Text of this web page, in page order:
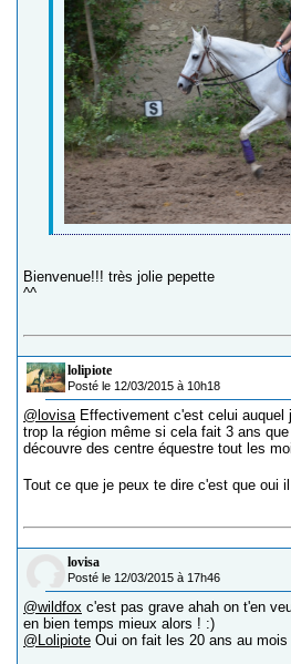
Bienvenue!!! très jolie pepette
^^
lolipiote
Posté le 12/03/2015 à 10h18
@lovisa Effectivement c'est celui
trop la région même si cela fait 3 ans
découvre des centre équestre tout les
Tout ce que je peux te dire c'est que oui
lovisa
Posté le 12/03/2015 à 17h46
@wildfox c'est pas grave ahah on t'en
en bien temps mieux alors ! :)
@Lolipiote Oui on fait les 20 ans au